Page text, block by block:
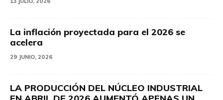
La inflación proyectada para el 2026 se
acelera
29 JUNIO, 2026
LA PRODUCCIÓN DEL NÚCLEO INDUSTRIAL